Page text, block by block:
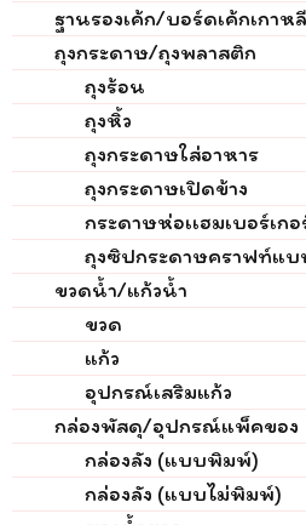
ฐานรองเค้ก/บอร์ดเค้กเกาหลี
ถุงกระดาษ/ถุงพลาสติก
ถุงร้อน
ถุงหิ้ว
ถุงกระดาษใส่อาหาร
ถุงกระดาษเปิดข้าง
กระดาษห่อเเฮมเบอร์เกอ
ถุงซิปกระดาษคราฟท์แบ
ขวดน้ำ/แก้วน้ำ
ขวด
แก้ว
อุปกรณ์เสริมแก้ว
กล่องพัสดุ/อุปกรณ์แพ็คของ
กล่องลัง (แบบพิมพ์)
กล่องลัง (แบบไม่พิมพ์)